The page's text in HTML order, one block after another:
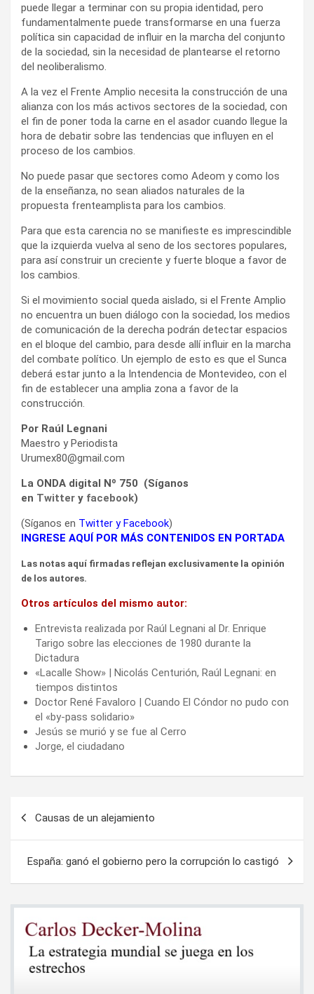
puede llegar a terminar con su propia identidad, pero
fundamentalmente puede transformarse en una fuerza
política sin capacidad de influir en la marcha del conjunto
de la sociedad, sin la necesidad de plantearse el retorno
del neoliberalismo.
A la vez el Frente Amplio necesita la construcción de una
alianza con los más activos sectores de la sociedad, con
el fin de poner toda la carne en el asador cuando llegue la
hora de debatir sobre las tendencias que influyen en el
proceso de los cambios.
No puede pasar que sectores como Adeom y como los
de la enseñanza, no sean aliados naturales de la
propuesta frenteamplista para los cambios.
Para que esta carencia no se manifieste es imprescindible
que la izquierda vuelva al seno de los sectores populares,
para así construir un creciente y fuerte bloque a favor de
los cambios.
Si el movimiento social queda aislado, si el Frente Amplio
no encuentra un buen diálogo con la sociedad, los medios
de comunicación de la derecha podrán detectar espacios
en el bloque del cambio, para desde allí influir en la marcha
del combate político. Un ejemplo de esto es que el Sunca
deberá estar junto a la Intendencia de Montevideo, con el
fin de establecer una amplia zona a favor de la
construcción.
Por Raúl Legnani
Maestro y Periodista
Urumex80@gmail.com
La ONDA digital Nº 750 (Síganos
en Twitter y facebook)
(Síganos en Twitter yFacebook)
INGRESE AQUÍ POR MÁS CONTENIDOS EN PORTADA
Las notas aquí firmadas reflejan exclusivamente la opinión
de los autores.
Otros artículos del mismo autor:
Entrevista realizada por Raúl Legnani al Dr. Enrique
Tarigo sobre las elecciones de 1980 durante la
Dictadura
«Lacalle Show» | Nicolás Centurión, Raúl Legnani: en
tiempos distintos
Doctor René Favaloro | Cuando El Cóndor no pudo con
el «by-pass solidario»
Jesús se murió y se fue al Cerro
Jorge, el ciudadano
entradas
Causas de un alejamiento
España: ganó el gobierno pero la corrupción lo castigó